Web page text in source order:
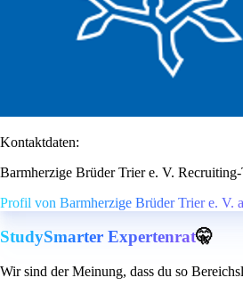
Kontaktdaten:
Barmherzige Brüder Trier e. V. Recruiting-
Profil von Barmherzige Brüder Trier e. V.
StudySmarter Expertenrat🤫
Wir sind der Meinung, dass du so